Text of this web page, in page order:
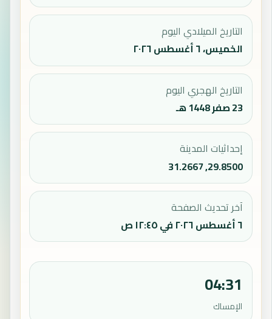
التاريخ الميلادي اليوم
الخميس، ٦ أغسطس ٢٠٢٦
التاريخ الهجري اليوم
23 صفر 1448 هـ
إحداثيات المدينة
29.8500, 31.2667
آخر تحديث الصفحة
٦ أغسطس ٢٠٢٦ في ١٢:٤٥ ص
04:31
الإمساك